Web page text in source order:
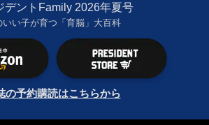
デントFamily 2026年夏号
いい子が育つ「育脳」大百科
の予約購読はこちらから